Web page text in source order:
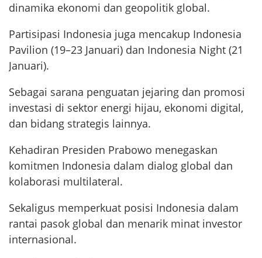
dinamika ekonomi dan geopolitik global.
Partisipasi Indonesia juga mencakup Indonesia
Pavilion (19–23 Januari) dan Indonesia Night (21
Januari).
Sebagai sarana penguatan jejaring dan promosi
investasi di sektor energi hijau, ekonomi digital,
dan bidang strategis lainnya.
Kehadiran Presiden Prabowo menegaskan
komitmen Indonesia dalam dialog global dan
kolaborasi multilateral.
Sekaligus memperkuat posisi Indonesia dalam
rantai pasok global dan menarik minat investor
internasional.